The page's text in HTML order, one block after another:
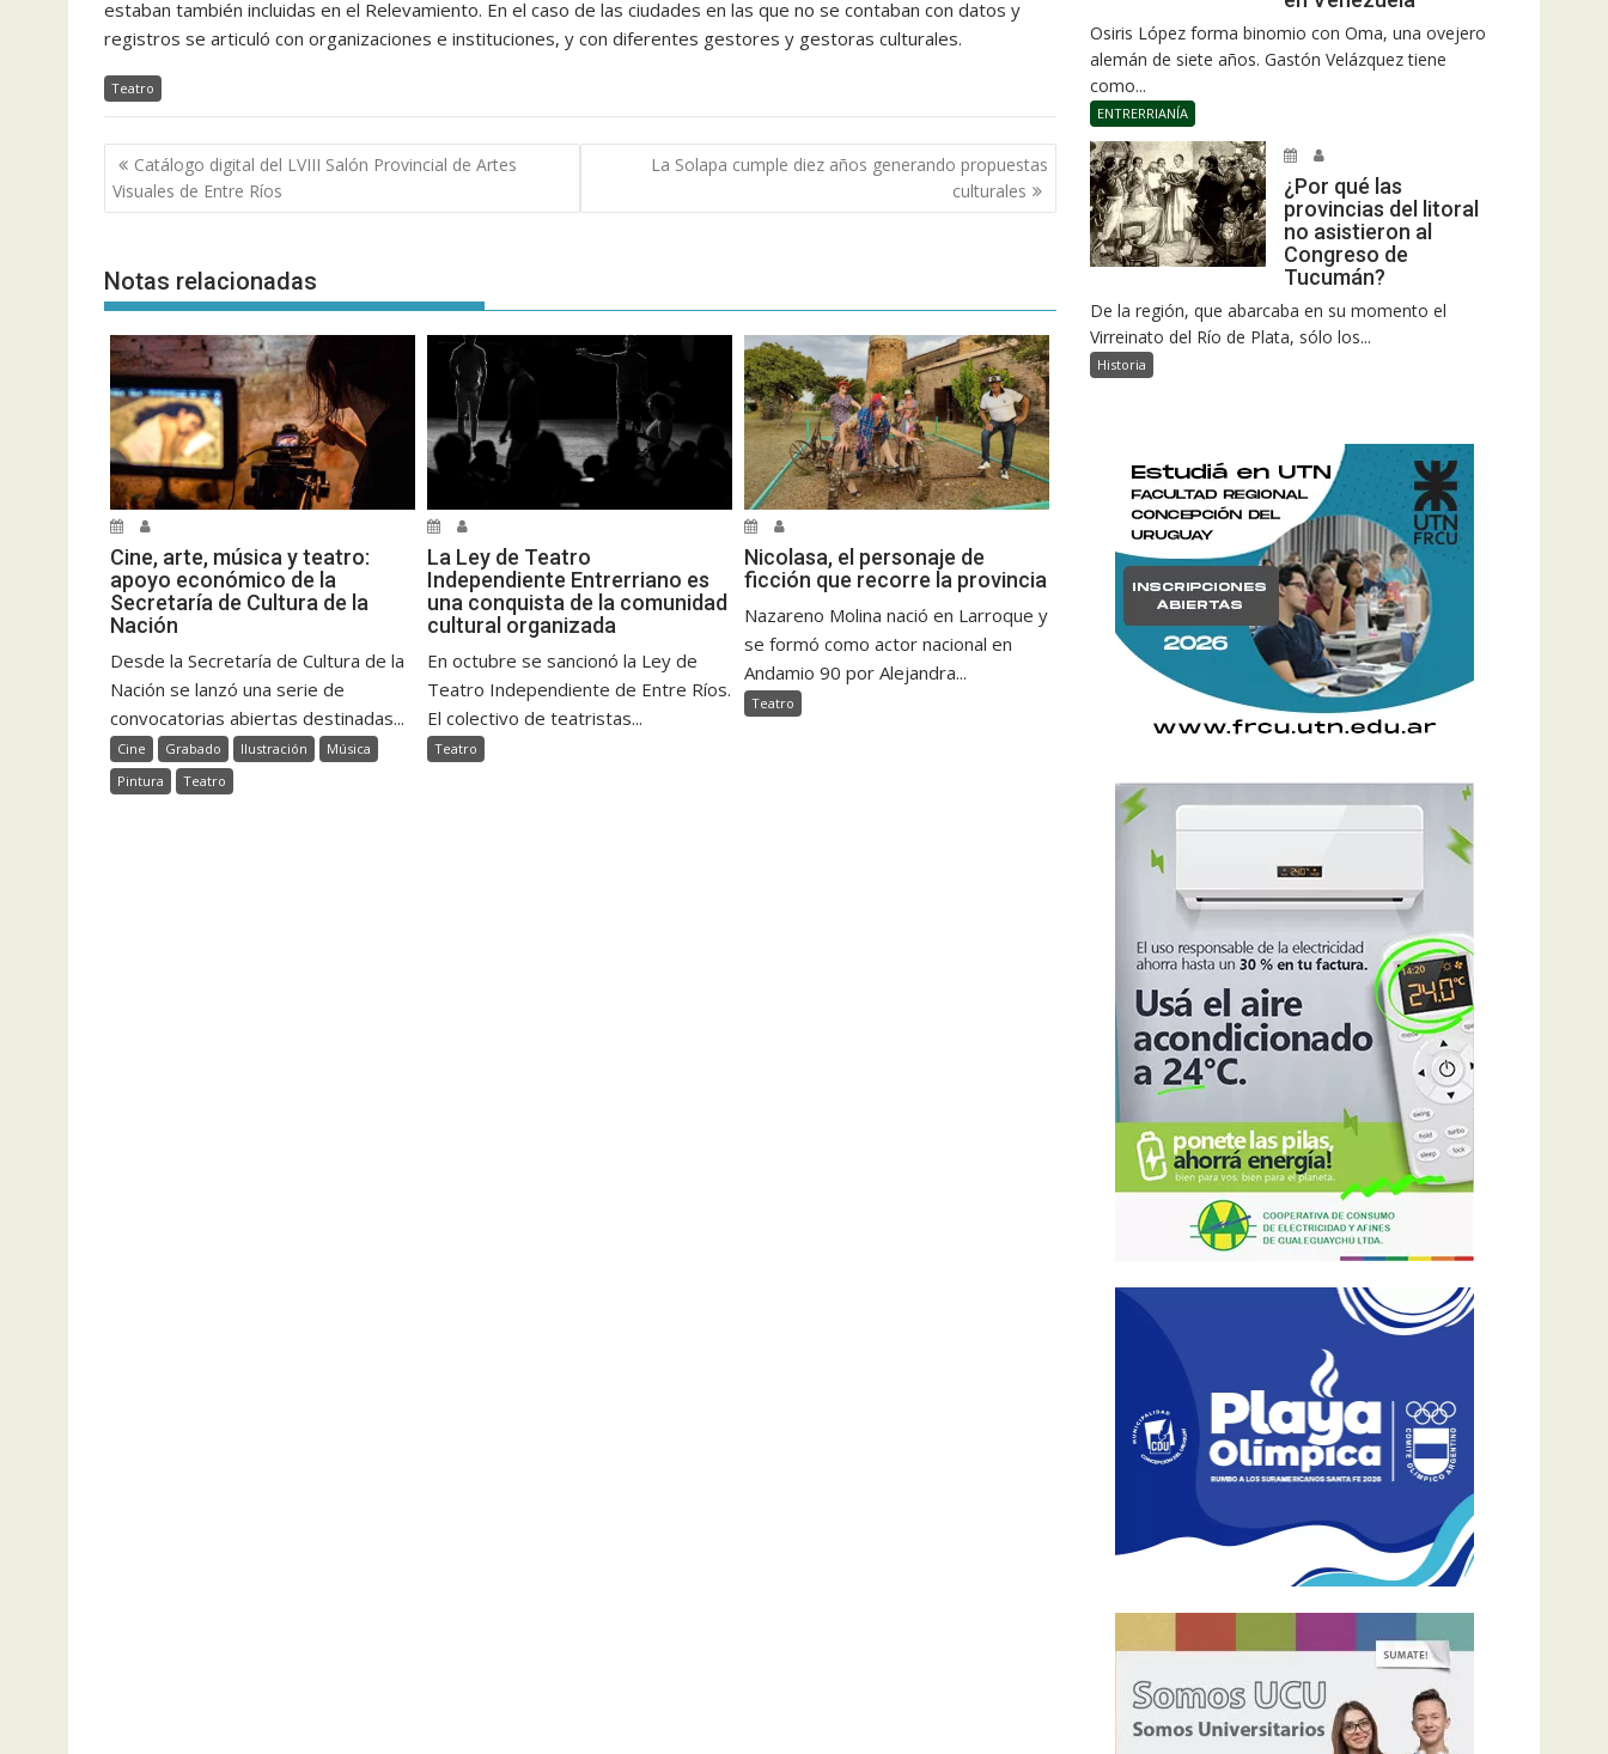
estaban también incluidas en el Relevamiento. En el caso de las ciudades en las que no se contaban con datos y
registros se articuló con organizaciones e instituciones, y con diferentes gestores y gestoras culturales.
Teatro
Navegación
de
entradas
Catálogo digital del LVIII Salón Provincial de Artes
Visuales de Entre Ríos
La Solapa cumple diez años generando propuestas
culturales
Notas relacionadas
Cine, arte, música y teatro:
apoyo económico de la
Secretaría de Cultura de la
Nación
Desde la Secretaría de Cultura de la
Nación se lanzó una serie de
convocatorias abiertas destinadas...
Cine Grabado Ilustración
Música
Pintura
Teatro
La Ley de Teatro
Independiente Entrerriano es
una conquista de la comunidad
cultural organizada
En octubre se sancionó la Ley de
Teatro Independiente de Entre Ríos.
El colectivo de teatristas...
Teatro
Nicolasa, el personaje de
ficción que recorre la provincia
Nazareno Molina nació en Larroque y
se formó como actor nacional en
Andamio 90 por Alejandra...
Teatro
Osiris López forma binomio con Oma, una ovejero
alemán de siete años. Gastón Velázquez tiene
como...
ENTRERRIANÍA
¿Por qué las
provincias del litoral
no asistieron al
Congreso de
Tucumán?
De la región, que abarcaba en su momento el
Virreinato del Río de Plata, sólo los...
Historia